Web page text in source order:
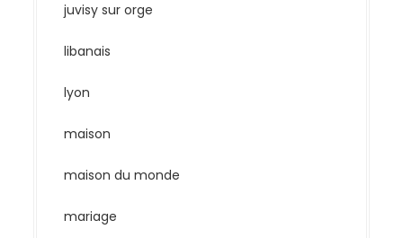
juvisy sur orge
libanais
lyon
maison
maison du monde
mariage